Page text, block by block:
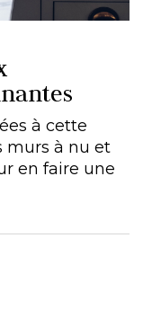
à cette
murs à nu et
en faire une